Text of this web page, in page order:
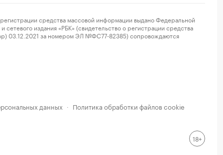
средства массовой информации выдано Федеральной
издания «РБК» (свидетельство о регистрации средства
03.12.2021 за номером ЭЛ №ФС77-82385) сопровождаются
данных · Политика обработки файлов cookie
18+